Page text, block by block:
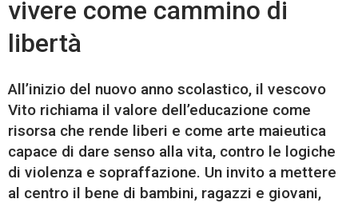
vivere come cammino di
libertà
All’inizio del nuovo anno scolastico, il vescovo
Vito richiama il valore dell’educazione come
risorsa che rende liberi e come arte maieutica
capace di dare senso alla vita, contro le logiche
di violenza e sopraffazione. Un invito a mettere
al centro il bene di bambini, ragazzi e giovani,